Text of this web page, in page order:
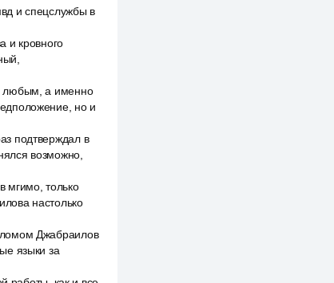
и спецслужбы в
и кровного
любым, а именно
но и
подтверждал в
возможно,
мгимо, только
настолько
Джабраилов
языки за